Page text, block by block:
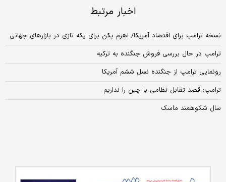
اخبار مرتبط
نسخه ترامپ برای اقتصاد آمریکا/ اهرم پکن برای یکه تازی در بازارهای جهانی
ترامپ در حال بررسی فروش جنگنده به ترکیه
رونمایی ترامپ از جنگنده نسل ششم آمریکا
ترامپ: قصد تقابل نظامی با چین را نداریم
سال شکوهمند ماسک